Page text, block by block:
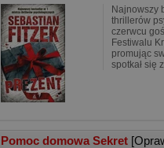
Najnowszy
thrillerów
czerwcu
Festiwalu
promując
spotkał się
Pomoc domowa Sekret